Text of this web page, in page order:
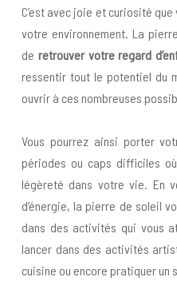
C’est avec joie et curiosité
votre environnement. La
de retrouver votre regard
ressentir tout le potentiel du
ouvrir à ces nombreuses
Vous pourrez ainsi porter
périodes ou caps difficiles
légèreté dans votre vie. En
d’énergie, la pierre de soleil
dans des activités qui vous
lancer dans des activités
cuisine ou encore pratiquer un